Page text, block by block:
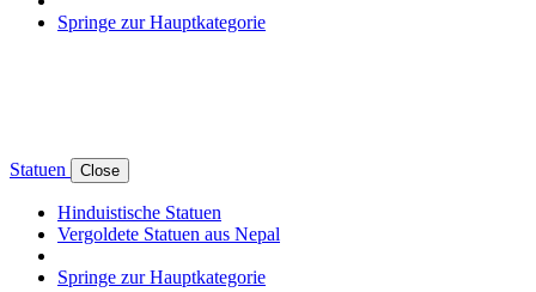
Springe zur Hauptkategorie
Statuen Close
Hinduistische Statuen
Vergoldete Statuen aus Nepal
Springe zur Hauptkategorie